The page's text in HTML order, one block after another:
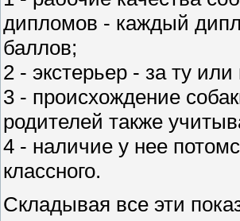
дипломов - каждый
баллов;
2 - экстерьер - за ту
3 - происхождение
родителей также
4 - наличие у нее
классного.
Складывая все эти